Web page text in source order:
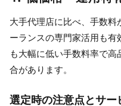
大手代理店に比べ、手数料
ーランスの専門家活用も有
も大幅に低い手数料率で
合があります。
選定時の注意点とサ